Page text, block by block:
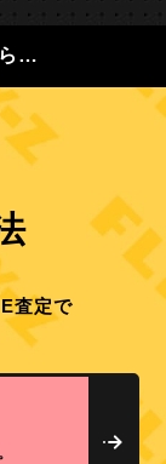
…
査定で